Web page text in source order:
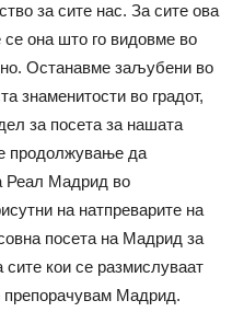
за сите нас. За сите ова
она што го видовме во
Останавме заљубени во
знаменитости во градот,
за посета за нашата
продолжување да
Реал Мадрид во
на натпреварите на
посета на Мадрид за
кои се размислуваат
препорачувам Мадрид.